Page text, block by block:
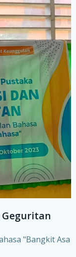
Geguritan
"Bangkit Asa